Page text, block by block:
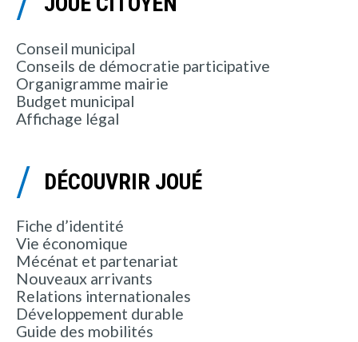
Conseil municipal
Conseils de démocratie participative
Organigramme mairie
Budget municipal
Affichage légal
DÉCOUVRIR JOUÉ
Fiche d’identité
Vie économique
Mécénat et partenariat
Nouveaux arrivants
Relations internationales
Développement durable
Guide des mobilités